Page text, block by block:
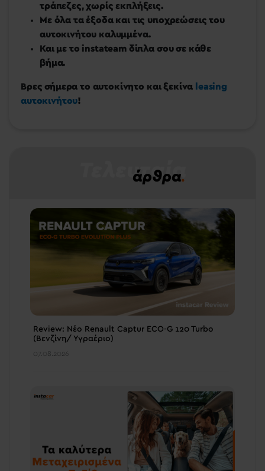
τράπεζες, χωρίς εκπλήξεις.
Με όλα τα έξοδα και τις υποχρεώσεις του
αυτοκινήτου καλυμμένα.
Και με το instateam δίπλα σου σε κάθε
βήμα.
Βρες σήμερα το αυτοκίνητο και ξεκίνα leasing
αυτοκινήτου!
Τελευταία
άρθρα.
Review: Νέο Renault Captur ECO-G 120 Turbo
(Βενζίνη/ Υγραέριο)
07.08.2026